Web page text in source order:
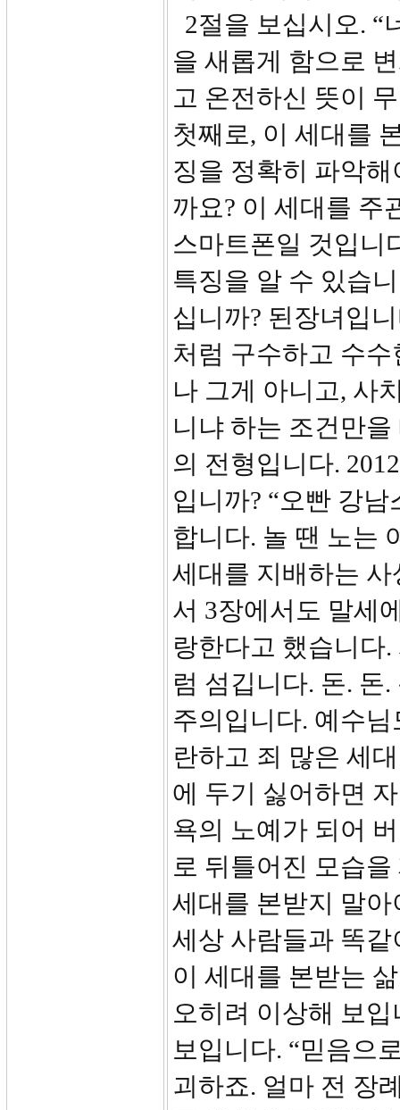
2절을 보십시오. “
을 새롭게 함으로
고 온전하신 뜻이
첫째로, 이 세대를
징을 정확히 파악
까요? 이 세대를 주
스마트폰일 것입니
특징을 알 수 있습
십니까? 된장녀입
처럼 구수하고 수
나 그게 아니고, 사
니냐 하는 조건만
의 전형입니다.
입니까? “오빤 강
합니다. 놀 땐 노는
세대를 지배하는
서 3장에서도 말세
랑한다고 했습니다
럼 섬깁니다. 돈. 돈
주의입니다. 예수
란하고 죄 많은 세
에 두기 싫어하면
욕의 노예가 되어
로 뒤틀어진 모습
세대를 본받지 말
세상 사람들과 똑
이 세대를 본받는
오히려 이상해 보
보입니다. “믿음으
괴하죠. 얼마 전 장